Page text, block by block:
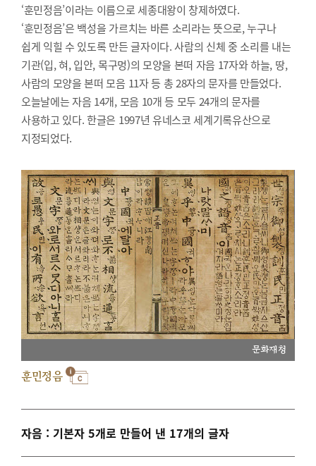
‘훈민정음’이라는 이름으로 세종대왕이 창제하였다.
‘훈민정음’은 백성을 가르치는 바른 소리라는 뜻으로, 누구나
쉽게 익힐 수 있도록 만든 글자이다. 사람의 신체 중 소리를 내는
기관(입, 혀, 입안, 목구멍)의 모양을 본떠 자음 17자와 하늘, 땅,
사람의 모양을 본떠 모음 11자 등 총 28자의 문자를 만들었다.
오늘날에는 자음 14개, 모음 10개 등 모두 24개의 문자를
사용하고 있다. 한글은 1997년 유네스코 세계기록유산으로
지정되었다.
문화재청
훈민정음
자음 : 기본자 5개로 만들어 낸 17개의 글자